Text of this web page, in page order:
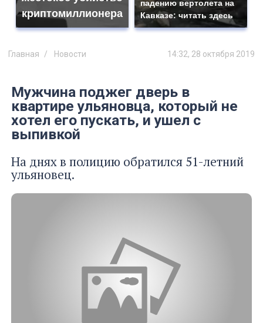
криптомиллионера
падению вертолета на
Кавказе: читать здесь
Главная Новости 14:32, 28 октября 2019
Мужчина поджег дверь в
квартире ульяновца, который не
хотел его пускать, и ушел с
выпивкой
На днях в полицию обратился 51-летний
ульяновец.